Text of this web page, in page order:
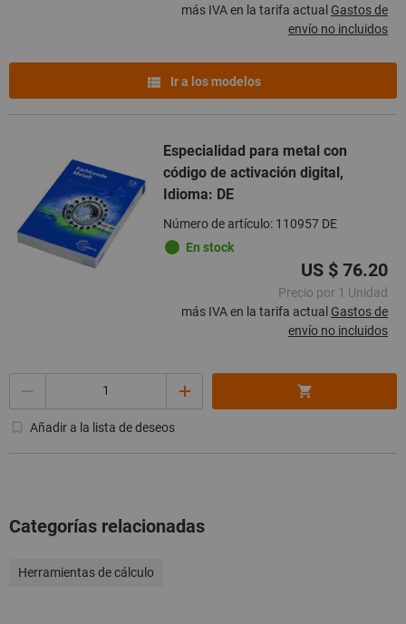
más IVA en la tarifa actual Gastos de
envío no incluidos
Ir a los modelos
Especialidad para metal con
código de activación digital,
Idioma: DE
Número de artículo: 110957 DE
En stock
US $ 76.20
Precio por 1 Unidad
más IVA en la tarifa actual Gastos de
envío no incluidos
Añadir a la lista de deseos
Categorías relacionadas
Herramientas de cálculo